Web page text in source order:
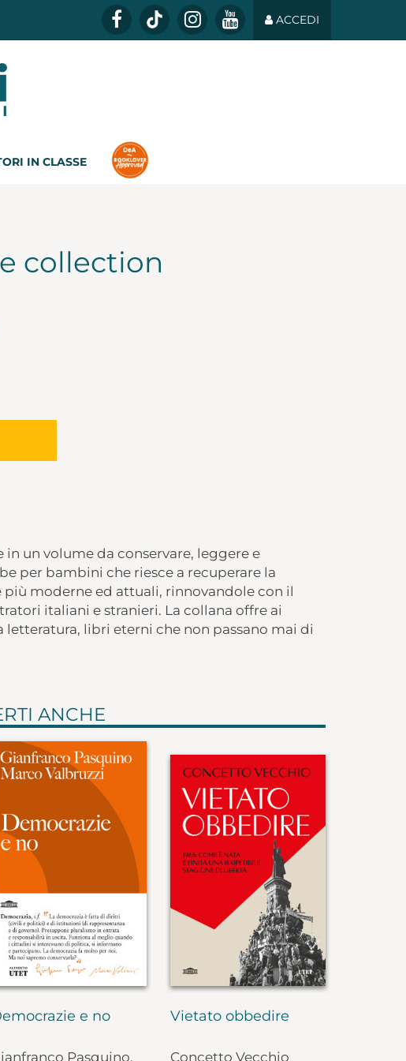
ACCEDI
IN CLASSE
collection
in un volume da conservare, leggere e
per bambini che riesce a recuperare la
moderne ed attuali, rinnovandole con il
italiani e stranieri. La collana offre ai
libri eterni che non passano mai di
ANCHE
e no
Pasquino,
Vietato obbedire
Concetto Vecchio